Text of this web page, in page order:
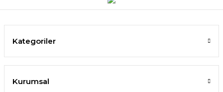
Kategoriler
Kurumsal